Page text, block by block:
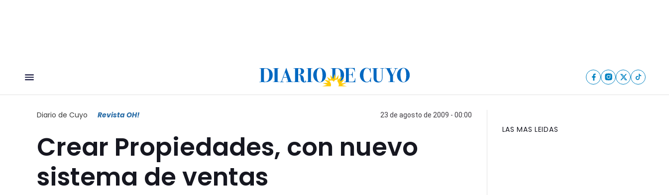
Diario de Cuyo Revista OH! 23 de agosto de 2009 - 00:00
Crear Propiedades, con nuevo
sistema de ventas
LAS MAS LEIDAS